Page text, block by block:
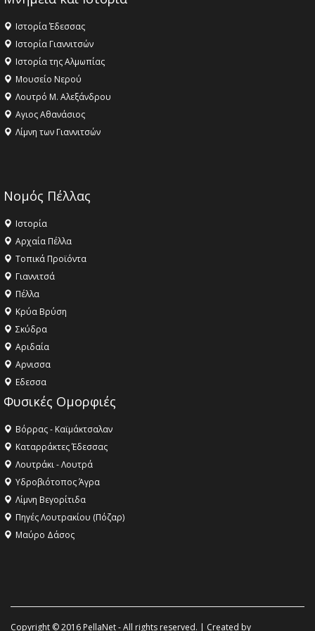
Ιστορία Έδεσσας
Ιστορία Γιαννιτσών
Ιστορία της Αλμωπίας
Μουσείο Νερού
Λουτρό Μ. Αλεξάνδρου
Αγιος Αθανάσιος
Λίμνη των Γιαννιτσών
Νομός Πέλλας
Ιστορία
Αρχαία Πέλλα
Τοπικά Προϊόντα
Γιαννιτσά
Πέλλα
Κρύα Βρύση
Σκύδρα
Αριδαία
Aρνισσα
Eδεσσα
Φυσικές Ομορφιές
Βόρρας - Καϊμάκτσαλαν
Καταρράκτες Έδεσσας
Λουτράκι - Λουτρά
Υδροβιότοπος Άγρα
Λίμνη Βεγορίτιδα
Πηγές Λουτρακίου (Πόζαρ)
Μαύρο Δάσος
Copyright © 2016 PellaNet - All rights reserved. | Created by